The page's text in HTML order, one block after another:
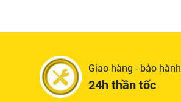
Giao hàng - bảo hành
24h thần tốc